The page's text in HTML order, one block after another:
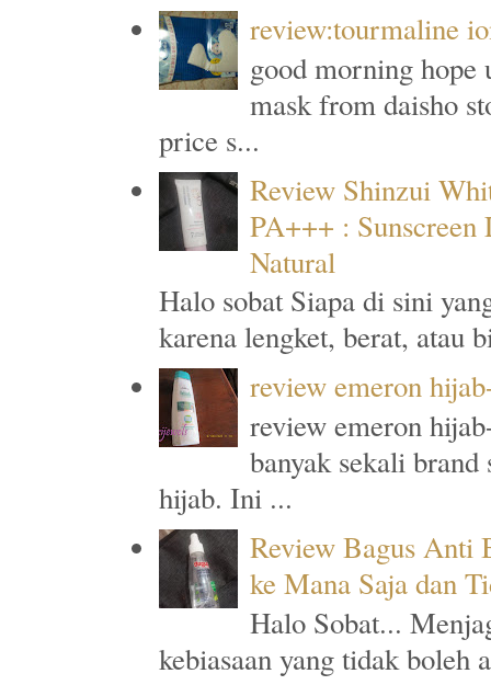
review:tourmaline
good morning
mask from daisho
price s...
Review Shinzui
PA+++ :
Natural
Halo sobat Siapa di sini
karena lengket, berat, atau
review emeron
review emeron
banyak sekali
hijab. Ini ...
Review Bagus Anti
ke Mana Saja dan
Halo Sobat...
kebiasaan yang tidak boleh